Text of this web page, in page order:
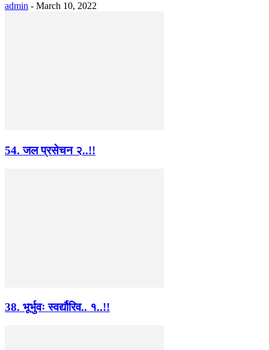
admin - March 10, 2022
54. जल प्रसेचन २..!!
38. भूर्भुवः स्वर्द्यौरिव.. १..!!